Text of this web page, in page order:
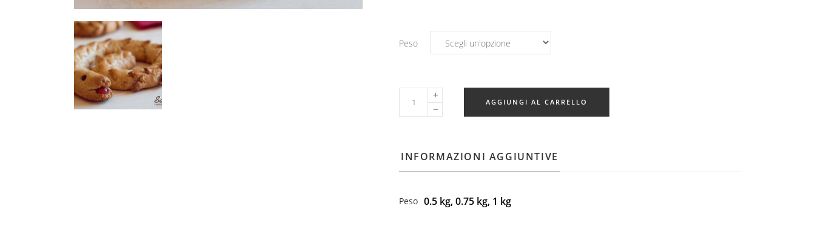
Peso
Torciglione
AGGIUNGI AL CARRELLO
INFORMAZIONI AGGIUNTIVE
Peso 0.5 kg, 0.75 kg, 1 kg